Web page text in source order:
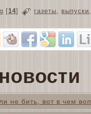
[14] газеты, выпуски
не бить, вот в чем